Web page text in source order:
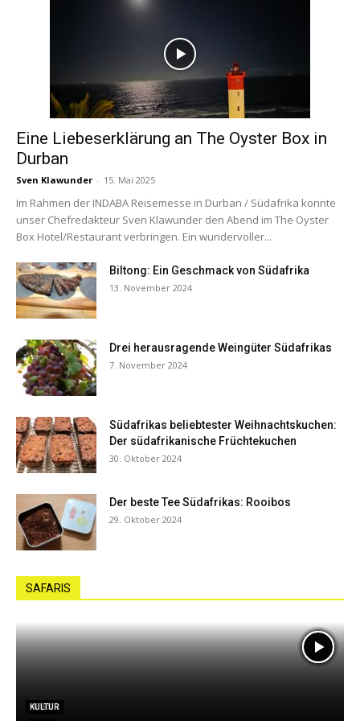
Eine Liebeserklärung an The Oyster Box in
Durban
Sven Klawunder - 15. Mai 2025
Im Rahmen der INDABA Reisemesse in Durban / Südafrika konnte
unser Chefredakteur Sven Klawunder den Abend im The Oyster
Box Hotel/Restaurant verbringen. Ein wundervoller...
Biltong: Ein Geschmack von Südafrika
13. November 2024
Drei herausragende Weingüter Südafrikas
7. November 2024
Südafrikas beliebtester Weihnachtskuchen:
Der südafrikanische Früchtekuchen
30. Oktober 2024
Der beste Tee Südafrikas: Rooibos
29. Oktober 2024
SAFARIS
LODGES
NEWS
KULTUR